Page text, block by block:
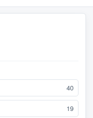
40
19